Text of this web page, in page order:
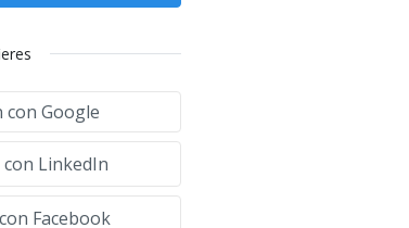
con Google
LinkedIn
Facebook